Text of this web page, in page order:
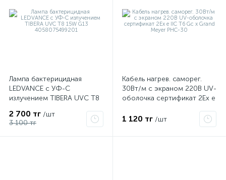
Лампа бактерицидная
LEDVANCE с УФ-С
излучением TIBERA UVC T8
2 700 тг /шт
3 100 тг
Кабель нагрев. саморег.
30Вт/м с экраном 220В UV-
оболочка сертификат 2Ex e
PHC-30
1 120 тг /шт